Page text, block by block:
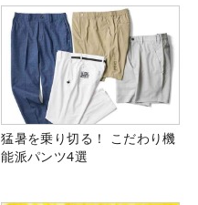
猛暑を乗り切る！ こだわり機
能派パンツ4選